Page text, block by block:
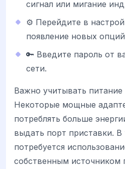
сигнал или мигание
⚙️ Перейдите в
появление новых
🔑 Введите пароль от
сети.
Важно учитывать питание
Некоторые мощные
потреблять больше
выдать порт приставки. В
потребуется
собственным источником